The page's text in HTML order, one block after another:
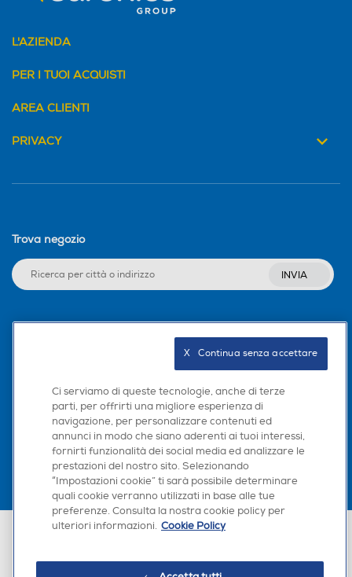
Hai bisogno di un
suggerimento su cosa
acquistare?
Chatta con RONICS
L'AZIENDA
PER I TUOI ACQUISTI
AREA CLIENTI
PRIVACY
Trova negozio
INVIA
Scarica la nostra app
Euronics Italia SpA. Sede legale Via Montefeltro, 6/a 20156 Milano
Ci serviamo di queste tecnologie, anche di terze
parti, per offrirti una migliore esperienza di
navigazione, per personalizzare contenuti ed
annunci in modo che siano aderenti ai tuoi interessi,
fornirti funzionalità dei social media ed analizzare le
prestazioni del nostro sito. Selezionando
“Impostazioni cookie” ti sarà possibile determinare
quali cookie verranno utilizzati in base alle tue
preferenze. Consulta la nostra cookie policy per
ulteriori informazioni. Cookie Policy
X   Continua senza accettare